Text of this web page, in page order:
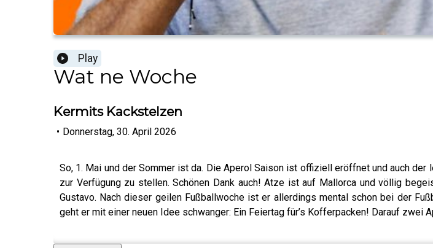
Play
Wat ne Woche
Kermits Kackstelzen
• Donnerstag, 30. April 2026
So, 1. Mai und der Sommer ist da. Die Aperol Saison ist offiziell eröffnet und auch
zur Verfügung zu stellen. Schönen Dank auch! Atze ist auf Mallorca und völlig
Gustavo. Nach dieser geilen Fußballwoche ist er allerdings mental schon bei der
geht er mit einer neuen Idee schwanger: Ein Feiertag für’s Kofferpacken! Darauf zwei